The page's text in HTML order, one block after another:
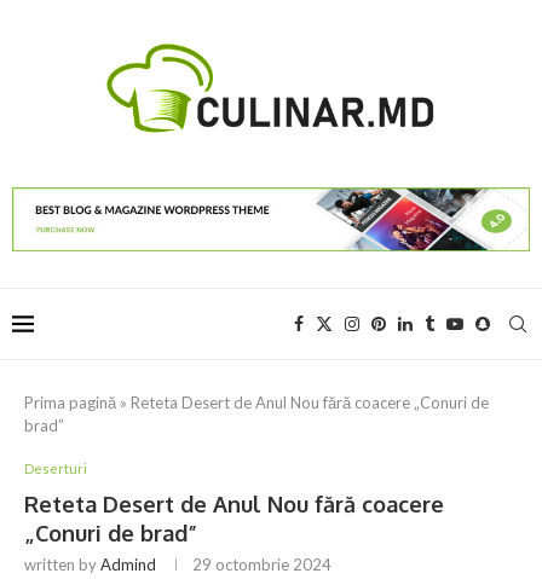
Prima pagină » Reteta Desert de Anul Nou fără coacere „Conuri de
brad”
Deserturi
Reteta Desert de Anul Nou fără coacere
„Conuri de brad”
written byAdmind 29 octombrie 2024